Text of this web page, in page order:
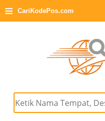
≡ CariKodePos.com